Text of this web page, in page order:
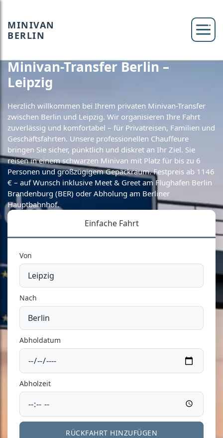
MINIVAN
BERLIN
Minivan-Transfer Berlin –
Leipzig
Herzlich willkommen bei Ihrem privaten Minivan-Transfer
zwischen Berlin und Leipzig. Wir organisieren Ihre Fahrt
zuverlässig und komfortabel – für Privatreisen, Familien und
Geschäftsfahrten. Unsere professionellen Chauffeure
bringen Sie sicher, pünktlich und diskret an Ihr Ziel. Sie
reisen in einem schwarzen Minivan mit Platz für bis zu 6
Personen und großzügigem Gepäckraum. Festpreis ab 1146
€ – auf Wunsch inklusive Meet & Greet am Flughafen Berlin
Brandenburg (BER) oder Abholung am Berliner
Hauptbahnhof.
Einfache Fahrt
Von
Nach
Abholdatum
Abholzeit
RÜCKFAHRT HINZUFÜGEN